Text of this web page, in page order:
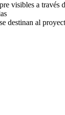
visibles a través
destinan al